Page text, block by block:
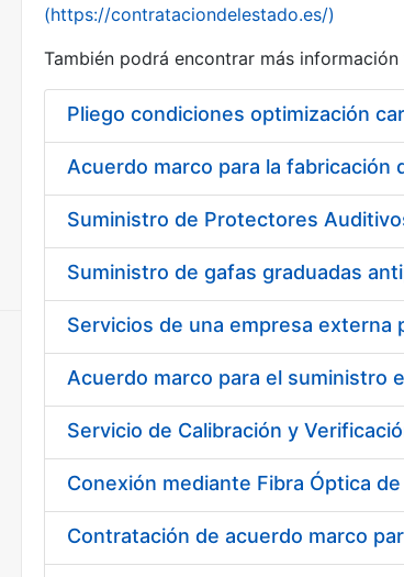
Mostrar/Ocultar
Mostrar/Ocultar
(https://contrataciondelestado.es/)
También podrá encontrar más
Pliego condiciones optimización
Acuerdo marco para la fabricación
Acuerdo marco para el suministro